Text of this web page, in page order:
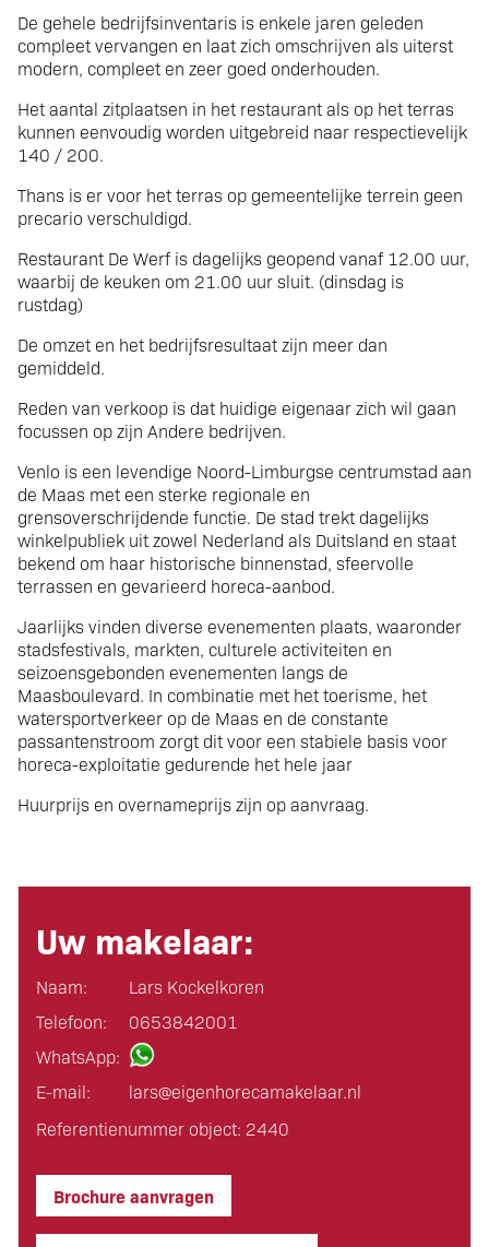
De gehele bedrijfsinventaris is enkele jaren geleden
compleet vervangen en laat zich omschrijven als uiterst
modern, compleet en zeer goed onderhouden.
Het aantal zitplaatsen in het restaurant als op het terras
kunnen eenvoudig worden uitgebreid naar respectievelijk
140 / 200.
Thans is er voor het terras op gemeentelijke terrein geen
precario verschuldigd.
Restaurant De Werf is dagelijks geopend vanaf 12.00 uur,
waarbij de keuken om 21.00 uur sluit. (dinsdag is
rustdag)
De omzet en het bedrijfsresultaat zijn meer dan
gemiddeld.
Reden van verkoop is dat huidige eigenaar zich wil gaan
focussen op zijn Andere bedrijven.
Venlo is een levendige Noord-Limburgse centrumstad aan
de Maas met een sterke regionale en
grensoverschrijdende functie. De stad trekt dagelijks
winkelpubliek uit zowel Nederland als Duitsland en staat
bekend om haar historische binnenstad, sfeervolle
terrassen en gevarieerd horeca-aanbod.
Jaarlijks vinden diverse evenementen plaats, waaronder
stadsfestivals, markten, culturele activiteiten en
seizoensgebonden evenementen langs de
Maasboulevard. In combinatie met het toerisme, het
watersportverkeer op de Maas en de constante
passantenstroom zorgt dit voor een stabiele basis voor
horeca-exploitatie gedurende het hele jaar
Huurprijs en overnameprijs zijn op aanvraag.
Uw makelaar:
Naam:
Lars Kockelkoren
Telefoon:
0653842001
WhatsApp:
E-mail:
lars@eigen­horeca­makelaar.nl
Referentienummer object: 2440
Brochure aanvragen